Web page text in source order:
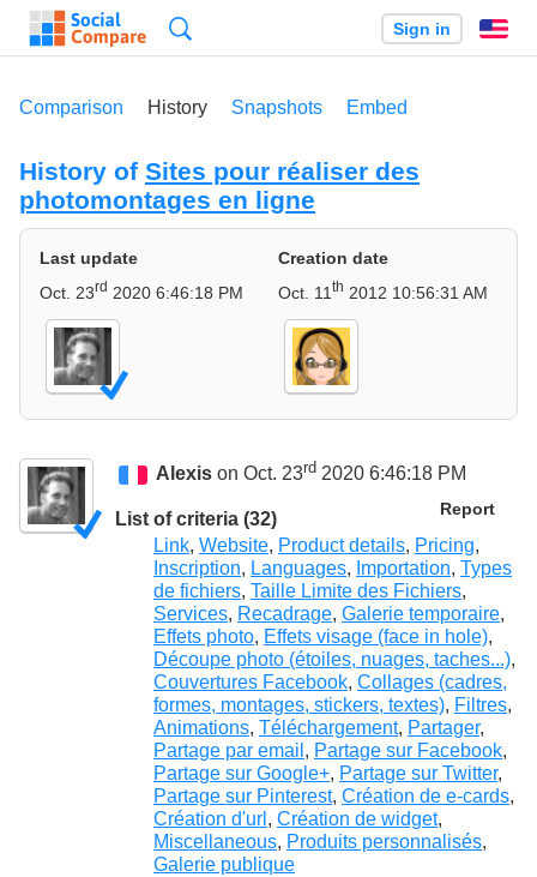
Sign in
Comparison History Snapshots Embed
History of Sites pour réaliser des
photomontages en ligne
Last update
Oct. 23rd 2020 6:46:18 PM
Creation date
Oct. 11 th 2012 10:56:31 AM
Alexis on Oct. 23rd 2020 6:46:18 PM
Report
List of criteria (32)
Link, Website, Product details, Pricing,
Inscription, Languages, Importation, Types
de fichiers, Taille Limite des Fichiers,
Services, Recadrage, Galerie temporaire,
Effets photo, Effets visage (face in hole),
Découpe photo (étoiles, nuages, taches...),
Couvertures Facebook, Collages (cadres,
formes, montages, stickers, textes), Filtres,
Animations, Téléchargement, Partager,
Partage par email , Partage sur Facebook,
Partage sur Google+, Partage sur Twitter,
Partage sur Pinterest, Création de e-cards,
Création d'url , Création de widget,
Miscellaneous, Produits personnalisés,
Galerie publique